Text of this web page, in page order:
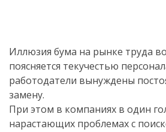
Иллюзия бума на рынке труда
поясняется текучестью
работодатели вынуждены
замену.
При этом в компаниях в один
нарастающих проблемах с